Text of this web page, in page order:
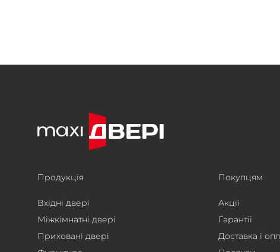
Продукція
Вхідні двері
Міжкімнатні двері
Приховані двері
Покупцям
Акції
Гарантії
Доставка і